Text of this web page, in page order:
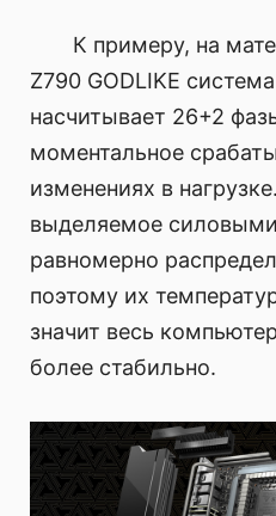
К примеру, на
Z790 GODLIKE
насчитывает 26+2
моментальное
изменениях в
выделяемое
равномерно
поэтому их
значит весь
более стабильно.